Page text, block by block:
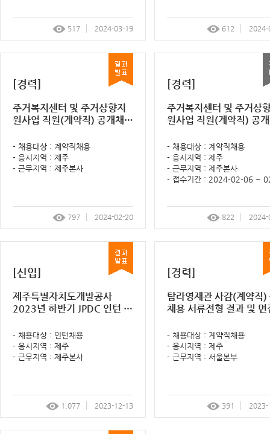
517 2024-03-19 612
[경력]
주거복지센터 및 주거상향지
원사업 직원(계약직) 공개채용
- 채용대상 : 계약직채용
- 응시지역 : 제주
- 근무지역 : 제주본사
797 2024-02-20
[경력]
주거복지센터 및 주거상
원사업 직원(계약직) 공
- 채용대상 : 계약직채용
- 응시지역 : 제주
- 근무지역 : 제주본사
- 접수기간 : 2024-02-06 ~
822
[신입]
제주특별자치도개발공사
2023년 하반기 JPDC 인턴 공
고
- 채용대상 : 인턴채용
- 응시지역 : 제주
- 근무지역 : 제주본사
1,077 2023-12-13
[경력]
탐라영재관 사감(계약직)
채용 서류전형 결과 및 면
- 채용대상 : 계약직채용
- 응시지역 : 제주
- 근무지역 : 서울본부
391